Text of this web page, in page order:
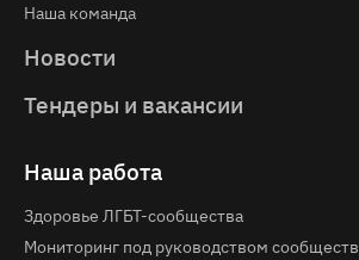
Наша команда
Новости
Тендеры и вакансии
Наша работа
Здоровье ЛГБТ-сообщества
Мониторинг под руководством сообществ